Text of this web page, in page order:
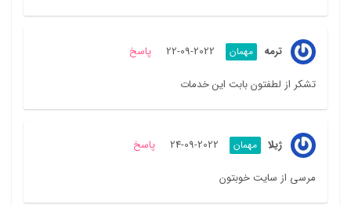
ترمه مهمان 2022-09-22 پاسخ
تشکر از لطفتون بابت این خدمات
ژیلا مهمان 2022-09-24 پاسخ
مرسی از سایت خوبتون